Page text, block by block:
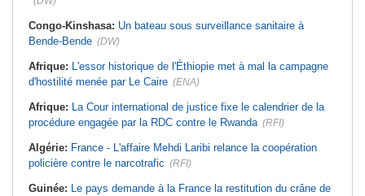
Congo-Kinshasa: Un bateau sous surveillance sanitaire à
Bende-Bende (DW)
Afrique: L'essor historique de l'Éthiopie met à mal la campagne
d'hostilité menée par Le Caire (ENA)
Afrique: La Cour international de justice fixe le calendrier de la
procédure engagée par la RDC contre le Rwanda (RFI)
Algérie: France - L'affaire Mehdi Laribi relance la coopération
policière contre le narcotrafic (RFI)
Guinée: Le pays demande à la France la restitution du crâne de